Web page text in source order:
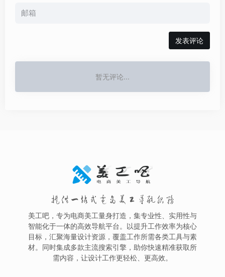
发表评论
暂无评论...
提供一站式电商美工导航服务
美工吧，专为电商美工量身打造，集专业性、实用性与
智能化于一体的高效导航平台。以提升工作效率为核心
目标，汇聚海量设计资源，覆盖工作所需各类工具与素
材。同时集成多款主流搜索引擎，助你快速精准获取所
需内容，让设计工作更轻松、更高效。